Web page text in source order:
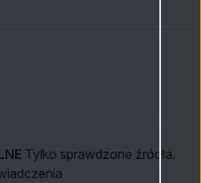
Tylko sprawdzone źródła.